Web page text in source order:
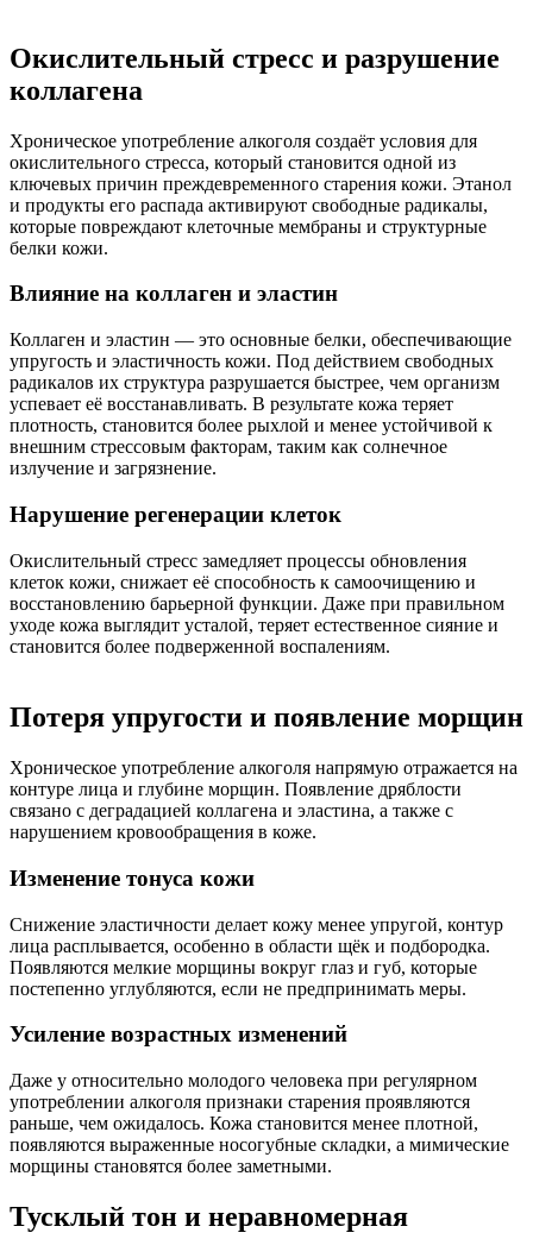
Окислительный стресс и разрушение
коллагена
Хроническое употребление алкоголя создаёт условия для
окислительного стресса, который становится одной из
ключевых причин преждевременного старения кожи. Этанол
и продукты его распада активируют свободные радикалы,
которые повреждают клеточные мембраны и структурные
белки кожи.
Влияние на коллаген и эластин
Коллаген и эластин — это основные белки, обеспечивающие
упругость и эластичность кожи. Под действием свободных
радикалов их структура разрушается быстрее, чем организм
успевает её восстанавливать. В результате кожа теряет
плотность, становится более рыхлой и менее устойчивой к
внешним стрессовым факторам, таким как солнечное
излучение и загрязнение.
Нарушение регенерации клеток
Окислительный стресс замедляет процессы обновления
клеток кожи, снижает её способность к самоочищению и
восстановлению барьерной функции. Даже при правильном
уходе кожа выглядит усталой, теряет естественное сияние и
становится более подверженной воспалениям.
Потеря упругости и появление морщин
Хроническое употребление алкоголя напрямую отражается на
контуре лица и глубине морщин. Появление дряблости
связано с деградацией коллагена и эластина, а также с
нарушением кровообращения в коже.
Изменение тонуса кожи
Снижение эластичности делает кожу менее упругой, контур
лица расплывается, особенно в области щёк и подбородка.
Появляются мелкие морщины вокруг глаз и губ, которые
постепенно углубляются, если не предпринимать меры.
Усиление возрастных изменений
Даже у относительно молодого человека при регулярном
употреблении алкоголя признаки старения проявляются
раньше, чем ожидалось. Кожа становится менее плотной,
появляются выраженные носогубные складки, а мимические
морщины становятся более заметными.
Тусклый тон и неравномерная